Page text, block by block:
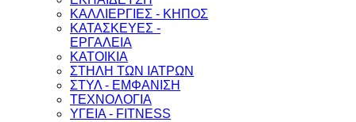
ΚΑΛΛΙΕΡΓΙΕΣ - ΚΗΠΟΣ
ΚΑΤΑΣΚΕΥΕΣ -
ΕΡΓΑΛΕΙΑ
ΚΑΤΟΙΚΙΑ
ΣΤΗΛΗ ΤΩΝ ΙΑΤΡΩΝ
ΣΤΥΛ - ΕΜΦΑΝΙΣΗ
ΤΕΧΝΟΛΟΓΙΑ
ΥΓΕΙΑ - FITNESS